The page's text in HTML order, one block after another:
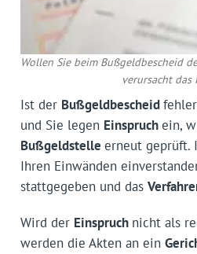
Wollen Sie beim Bußgeldbescheid
verursacht das
Ist der Bußgeldbescheid
und Sie legen Einspruchein,
Bußgeldstelle erneut geprüft.
Ihren Einwänden
stattgegeben und das
Wird der Einspruch nicht als
werden die Akten an ein